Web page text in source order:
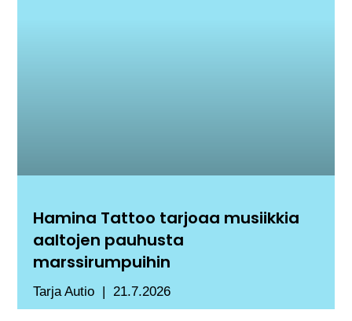
Hamina Tattoo tarjoaa musiikkia
aaltojen pauhusta
marssirumpuihin
Tarja Autio 21.7.2026